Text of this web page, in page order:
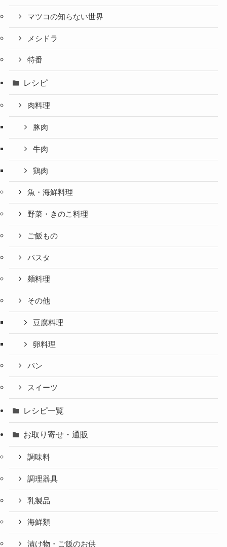
マツコの知らない世界
メシドラ
特番
レシピ
肉料理
豚肉
牛肉
鶏肉
魚・海鮮料理
野菜・きのこ料理
ご飯もの
パスタ
麺料理
その他
豆腐料理
卵料理
パン
スイーツ
レシピ一覧
お取り寄せ・通販
調味料
調理器具
乳製品
海鮮類
漬け物・ご飯のお供